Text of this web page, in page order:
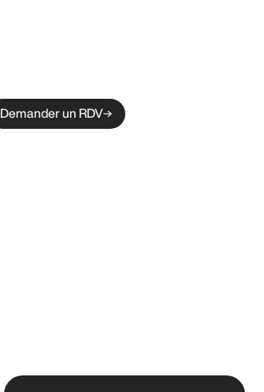
Demander un RDV